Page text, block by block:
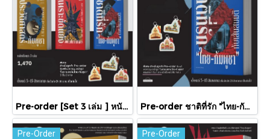
Pre-order [Set 3 เล่ม ] หนังสือชุดความสัมพันธ์ "ไทย-กัมพูชา" / มติชน Pre-order ชาติที่รัก "ไทย-กัมพูชา" กับเส้นสมมติ / พวงทอง ภวัครพันธุ์ / มติชน
Pre-Order Pre-Order